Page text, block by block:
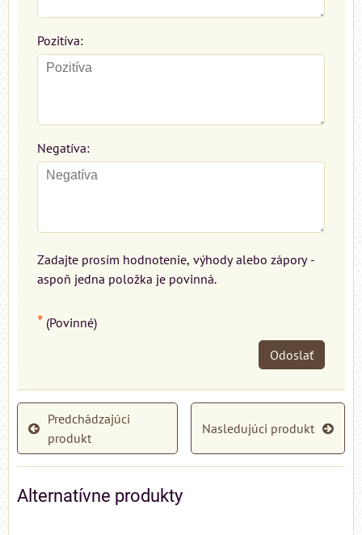
Pozitíva:
Negatíva:
Zadajte prosím hodnotenie, výhody alebo zápory -
aspoň jedna položka je povinná.
* (Povinné)
Odoslať
Predchádzajúci
produkt
Nasledujúci produkt
Alternatívne produkty